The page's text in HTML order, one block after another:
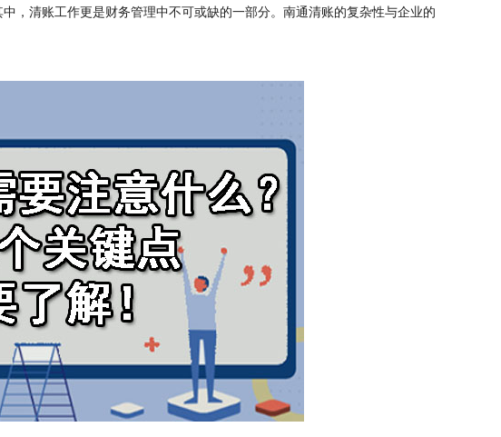
，清账工作更是财务管理中不可或缺的一部分。南通清账的复杂性与企业的